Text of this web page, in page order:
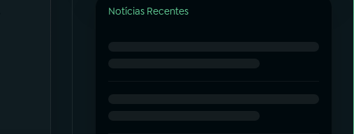
Notícias Recentes